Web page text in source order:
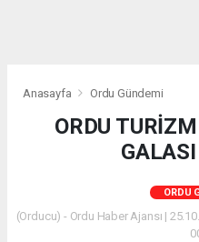
Anasayfa Ordu Gündemi
ORDU
ORDU
(Orducu) - Ordu Haber Ajansı |